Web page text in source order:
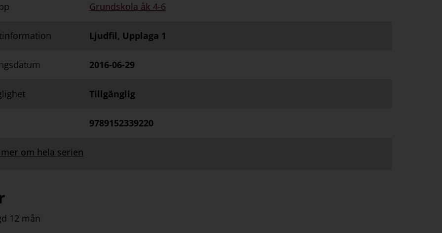
Grundskola åk 4-6
Ljudfil, Upplaga 1
2016-06-29
Tillgänglig
9789152339220
mer om hela serien
12 mån